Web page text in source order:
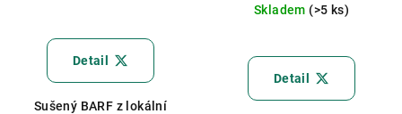
Detail
Sušený BARF z lokální
Skladem (>5 ks)
hodnocení
produktu
Detail